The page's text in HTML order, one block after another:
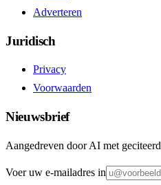
Adverteren
Juridisch
Privacy
Voorwaarden
Nieuwsbrief
Aangedreven door AI met
Voer uw e-mailadres in